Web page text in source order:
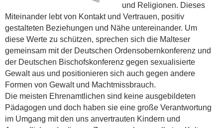
und Religionen. Dieses
Miteinander lebt von Kontakt und Vertrauen, positiv
gestalteten Beziehungen und Nähe untereinander. Um
diese Werte zu schützen, sprechen sich die Malteser
gemeinsam mit der Deutschen Ordensobernkonferenz und
der Deutschen Bischofskonferenz gegen sexualisierte
Gewalt aus und positionieren sich auch gegen andere
Formen von Gewalt und Machtmissbrauch.
Die meisten Ehrenamtlichen sind keine ausgebildeten
Pädagogen und doch haben sie eine große Verantwortung
im Umgang mit den uns anvertrauten Kindern und